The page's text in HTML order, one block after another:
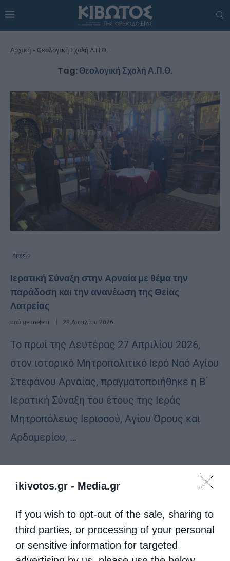
ikivotos.gr - Media.gr
If you wish to opt-out of the sale, sharing to
third parties, or processing of your personal
or sensitive information for targeted
Αρχική » Θεολογική Σχολή Α.Π.Θ.
Tag:Θεολογική Σχολή Α.Π.Θ.
Αρχείο
Ιερατική Σύναξη στην Αρναία με θέμα την
παράδοση και την ανανέωση της Θείας
Λατρείας
από genneleni 28 Απριλίου 2026
Το πρωί της Δευτέρας 27 Απριλίου 2026,
στον ιστορικό Μητροπολιτικό Ιερό Ναό Αγίου
Στεφάνου Αρναίας, πραγματοποιήθηκε η Β΄
Ιερατική Σύναξη του έτους της Ιεράς
Μητροπόλεως Ιερισσού, Αγίου Όρους και
Αρδαμερίου, …